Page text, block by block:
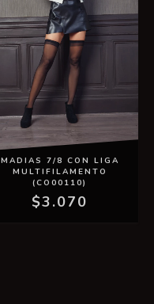
MADIAS 7/8 CON LIGA
MULTIFILAMENTO
(CO00110)
$3.070